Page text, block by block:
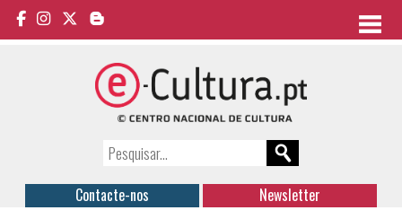
Contacte-nos Newsletter